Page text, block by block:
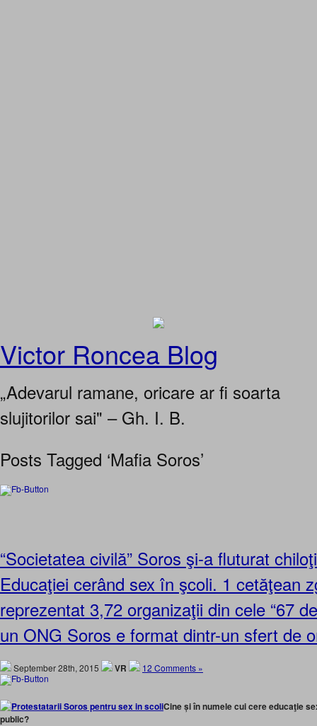
Victor Roncea Blog
„Adevarul ramane, oricare ar fi soarta
slujitorilor sai" – Gh. I. B.
Posts Tagged ‘Mafia Soros’
“Societatea civilă” Soros şi-a fluturat
Educaţiei cerând sex în şcoli. 1 cetăţean
reprezentat 3,72 organizaţii din cele “67
un ONG Soros e format dintr-un sfert de
September 28th, 2015 VR 12 Comments »
Cine și în numele cui cere educaţie
public?